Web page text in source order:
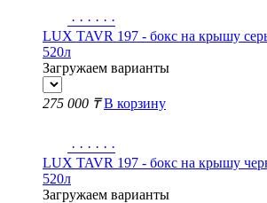
· · · · · ·
LUX TAVR 197 - бокс на крышу
520л
Загружаем варианты
275 000 ₸ В корзину
· · · · · ·
LUX TAVR 197 - бокс на крышу
520л
Загружаем варианты